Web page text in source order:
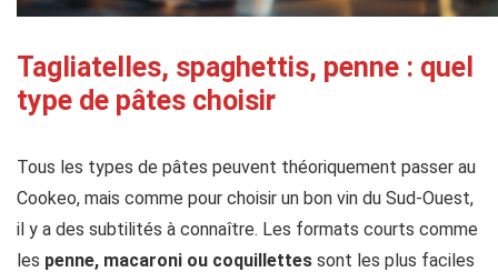
Tagliatelles, spaghettis, penne : quel
type de pâtes choisir
Tous les types de pâtes peuvent théoriquement passer au
Cookeo, mais comme pour choisir un bon vin du Sud-Ouest,
il y a des subtilités à connaître. Les formats courts comme
les penne, macaroni ou coquillettes sont les plus faciles